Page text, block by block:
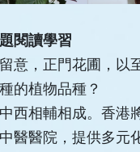
閱讀學習
意，正門花圃，以
的植物品種？
西相輔相成。香港
醫醫院，提供多元